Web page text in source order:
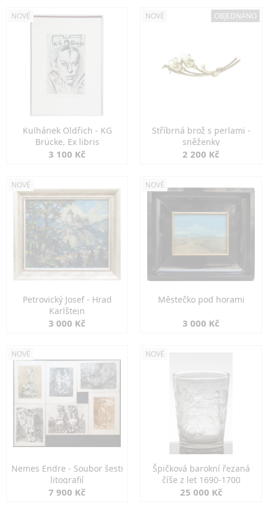
NOVÉ
Kulhánek Oldřich - KG
Brücke, Ex libris
3 100 Kč
NOVÉ OBJEDNÁNO
Stříbrná brož s perlami -
sněženky
2 200 Kč
NOVÉ
Petrovický Josef - Hrad
Karlštejn
3 000 Kč
NOVÉ
Městečko pod horami
3 000 Kč
NOVÉ
Nemes Endre - Soubor šesti
litografií
7 900 Kč
NOVÉ
Špičková barokní řezaná
číše z let 1690-1700
25 000 Kč